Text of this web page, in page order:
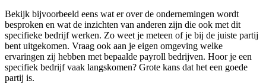
Bekijk bijvoorbeeld eens wat er over de ondernemingen wordt
besproken en wat de inzichten van anderen zijn die ook met dit
specifieke bedrijf werken. Zo weet je meteen of je bij de juiste partij
bent uitgekomen. Vraag ook aan je eigen omgeving welke
ervaringen zij hebben met bepaalde payroll bedrijven. Hoor je een
specifiek bedrijf vaak langskomen? Grote kans dat het een goede
partij is.